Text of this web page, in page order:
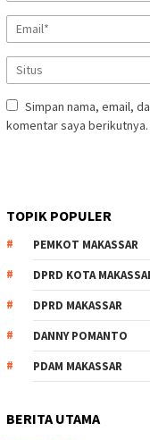
Simpan nama, email,
komentar saya berikutnya.
TOPIK POPULER
PEMKOT MAKASSAR
DPRD KOTA
DPRD MAKASSAR
DANNY POMANTO
PDAM MAKASSAR
BERITA UTAMA